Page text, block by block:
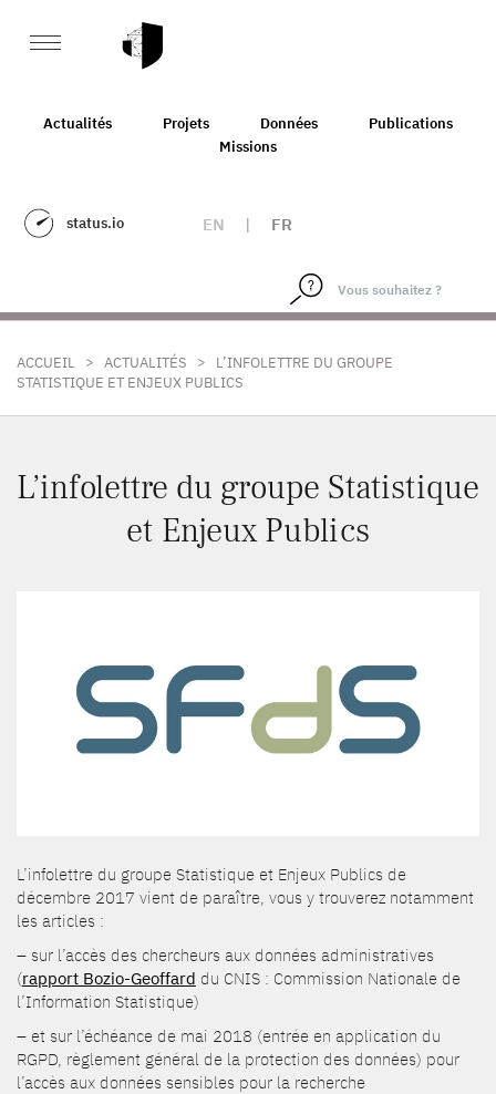
Actualités Projets Données
Publications
Missions
status.io EN | FR
ACCUEIL > ACTUALITÉS >
L’INFOLETTRE DU GROUPE
STATISTIQUE ET ENJEUX PUBLICS
L’infolettre du groupe Statistique
et Enjeux Publics
L’infolettre du groupe Statistique et Enjeux Publics de
décembre 2017 vient de paraître, vous y trouverez notamment
les articles :
– sur l’accès des chercheurs aux données administratives
(rapport Bozio-Geoffard du CNIS : Commission Nationale de
l’Information Statistique)
– et sur l’échéance de mai 2018 (entrée en application du
RGPD, règlement général de la protection des données) pour
l’accès aux données sensibles pour la recherche